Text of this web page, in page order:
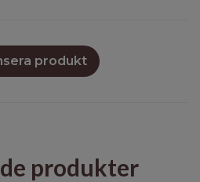
produkt
produkter